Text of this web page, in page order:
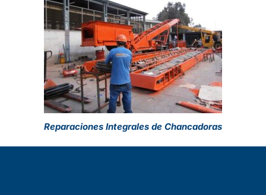
Reparaciones Integrales de Chancadoras